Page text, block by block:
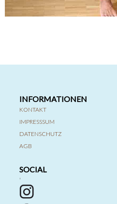
INFORMATIONEN
KONTAKT
IMPRESSSUM
DATENSCHUTZ
AGB
SOCIAL
'